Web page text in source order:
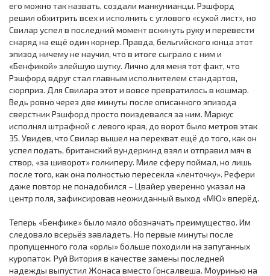
его можно так назвать, создали манкунианцы. Рэшфорд
решил обхитрить всех и исполнить с углового «сухой лист», но
Свилар успел в последний момент вскинуть руку и перевести
снаряд на ещё один корнер. Правда, бельгийского юнца этот
эпизод ничему не научил, что в итоге сыграло с ним и
«Бенфикой» злейшую шутку. Лично для меня тот факт, что
Рэшфорд вдруг стал главным исполнителем стандартов,
сюрприз. Для Свилара этот и вовсе превратилось в кошмар.
Ведь ровно через две минуты после описанного эпизода
сверстник Рэшфорд просто поиздевался за ним. Маркус
исполнял штрафной с левого края, до ворот было метров этак
35. Увидев, что Свилар вышел на перехват ещё до того, как он
успел подать, британский вундеркинд взял и отправил мяч в
створ, «за шиворот» голкиперу. Миле сферу поймал, но лишь
после того, как она полностью пересекла «ленточку». Рефери
даже повтор не понадобился – Цвайер уверенно указал на
центр поля, зафиксировав неожиданный выход «МЮ» вперёд.
Теперь «Бенфике» было мало обозначать преимущество. Им
следовало всерьёз завладеть. Но первые минуты после
пропущенного гола «орлы» больше походили на запуганных
куропаток. Руй Витория в качестве замены последней
надежды выпустил Жонаса вместо Гонсалвеша. Моуринью на